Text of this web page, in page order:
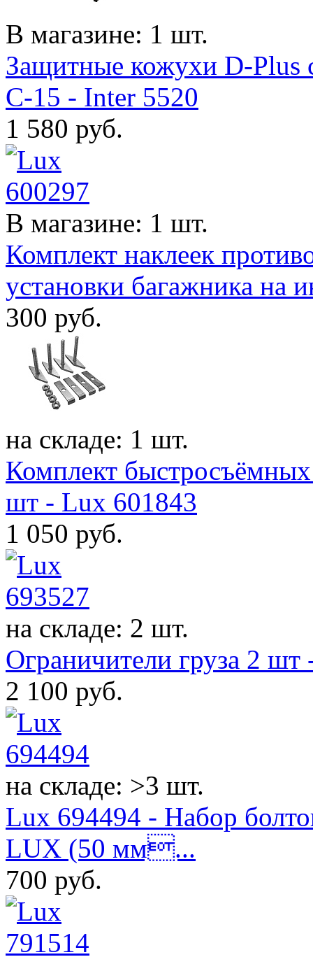
В магазине: 1 шт.
Защитные кожухи D-Plus
C-15 - Inter 5520
1 580 руб.
В магазине: 1 шт.
Комплект наклеек
установки багажника на
300 руб.
на складе: 1 шт.
Комплект
шт - Lux 601843
1 050 руб.
на складе: 2 шт.
Ограничители груза 2
2 100 руб.
на складе: >3 шт.
Lux 694494 - Набор
LUX (50 мм...
700 руб.